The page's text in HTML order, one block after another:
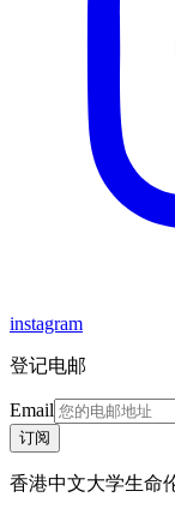
instagram
登记电邮
Email
订阅
香港中文大学生命